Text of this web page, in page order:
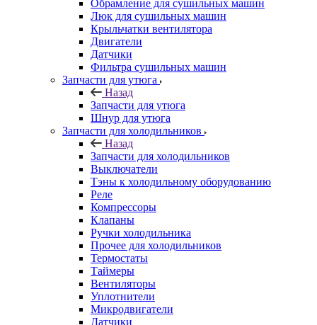
Обрамление для сушильных машин
Люк для сушильных машин
Крыльчатки вентилятора
Двигатели
Датчики
Фильтра сушильных машин
Запчасти для утюга
Назад
Запчасти для утюга
Шнур для утюга
Запчасти для холодильников
Назад
Запчасти для холодильников
Выключатели
Тэны к холодильному оборудованию
Реле
Компрессоры
Клапаны
Ручки холодильника
Прочее для холодильников
Термостаты
Таймеры
Вентиляторы
Уплотнители
Микродвигатели
Датчики